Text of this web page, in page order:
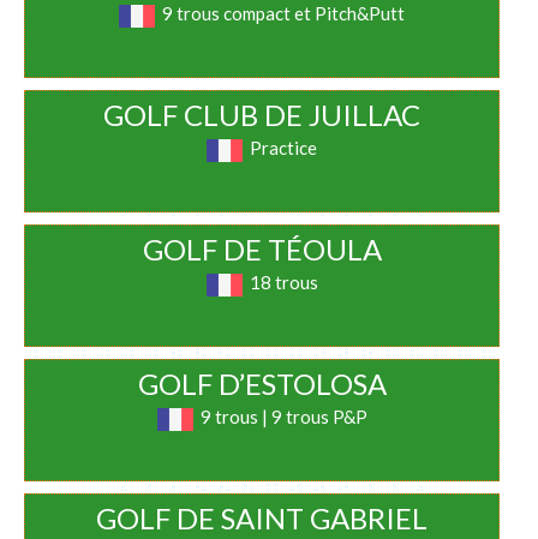
9 trous compact et Pitch&Putt
GOLF CLUB DE JUILLAC
Practice
GOLF DE TÉOULA
18 trous
GOLF D’ESTOLOSA
9 trous | 9 trous P&P
GOLF DE SAINT GABRIEL